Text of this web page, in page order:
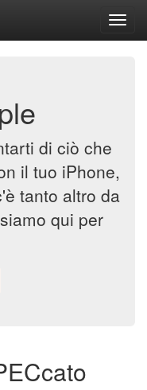
di ciò che
il tuo iPhone,
tanto altro da
qui per